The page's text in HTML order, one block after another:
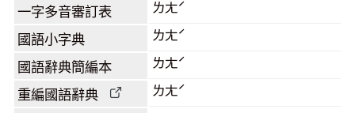
一字多音審訂表 ㄌㄤˊ
國語小字典 ㄌㄤˊ
國語辭典簡編本 ㄌㄤˊ
重編國語辭典 ㄌㄤˊ